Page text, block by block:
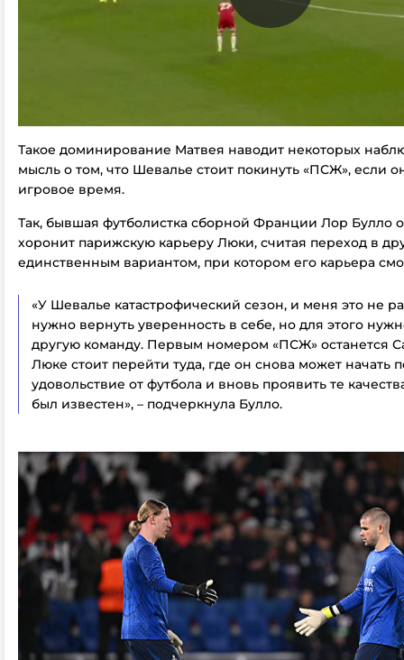
Такое доминирование Матвея наводит некоторых
мысль о том, что Шевалье стоит покинуть «ПСЖ», если
игровое время.
Так, бывшая футболистка сборной Франции Лор Булло
хоронит парижскую карьеру Люки, считая переход в
единственным вариантом, при котором его карьера
«У Шевалье катастрофический сезон, и меня это не
нужно вернуть уверенность в себе, но для этого
другую команду. Первым номером «ПСЖ» останется
Люке стоит перейти туда, где он снова может начать
удовольствие от футбола и вновь проявить те
был известен», – подчеркнула Булло.